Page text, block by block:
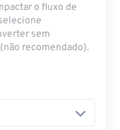
o fluxo de
sem
recomendado).